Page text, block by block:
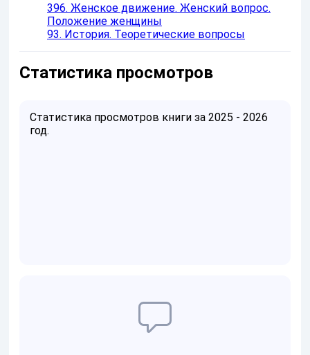
396. Женское движение. Женский вопрос.
Положение женщины
93. История. Теоретические вопросы
Статистика просмотров
Статистика просмотров книги за 2025 - 2026
год.